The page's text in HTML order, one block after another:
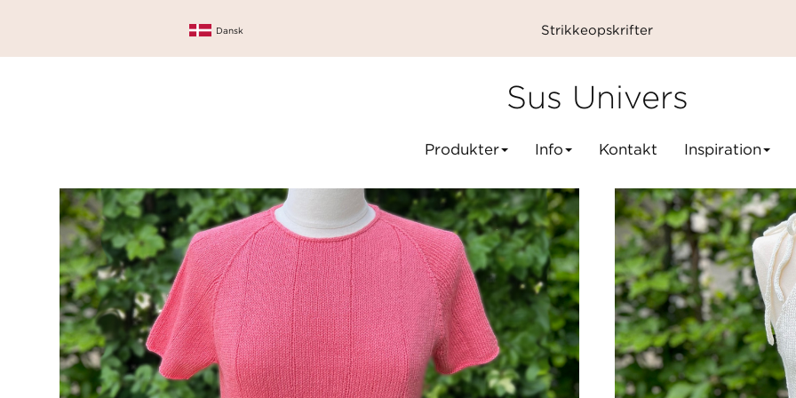
Dansk Strikkeopskrifter
Sus Univers
Produkter Info Kontakt Inspiration